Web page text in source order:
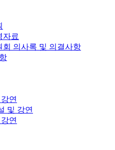
자료
회 의사록 및 의결사항
연
및 강연
연